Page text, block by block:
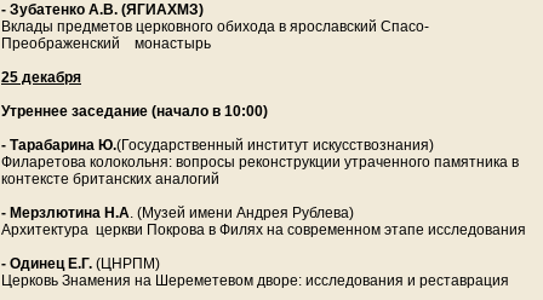
- Зубатенко А.В. (ЯГИАХМЗ)
Вклады предметов церковного обихода в ярославский Спасо-
Преображенский монастырь
25 декабря
Утреннее заседание (начало в 10:00)
- Тарабарина Ю.(Государственный институт искусствознания)
Филаретова колокольня: вопросы реконструкции утраченного памятника в
контексте британских аналогий
- Мерзлютина Н.А. (Музей имени Андрея Рублева)
Архитектура церкви Покрова в Филях на современном этапе исследования
- Одинец Е.Г. (ЦНРПМ)
Церковь Знамения на Шереметевом дворе: исследования и реставрация